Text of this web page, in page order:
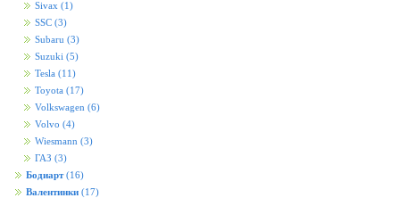
Sivax (1)
SSC (3)
Subaru (3)
Suzuki (5)
Tesla (11)
Toyota (17)
Volkswagen (6)
Volvo (4)
Wiesmann (3)
ГАЗ (3)
Бодиарт (16)
Валентинки (17)